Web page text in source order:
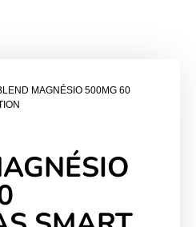
MAGNÉSIO 500MG 60